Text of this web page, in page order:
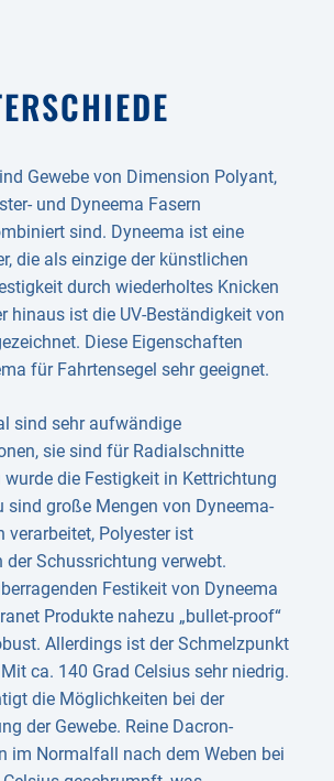
Gewebe von Dimension Polyant,
und Dyneema Fasern
sind. Dyneema ist eine
die als einzige der künstlichen
durch wiederholtes Knicken
hinaus ist die UV-Beständigkeit von
Diese Eigenschaften
für Fahrtensegel sehr geeignet.
sind sehr aufwändige
sie sind für Radialschnitte
wurde die Festigkeit in Kettrichtung
sind große Mengen von Dyneema-
verarbeitet, Polyester ist
der Schussrichtung verwebt.
Festikeit von Dyneema
Produkte nahezu „bullet-proof“
Allerdings ist der Schmelzpunkt
ca. 140 Grad Celsius sehr niedrig.
die Möglichkeiten bei der
der Gewebe. Reine Dacron-
im Normalfall nach dem Weben bei